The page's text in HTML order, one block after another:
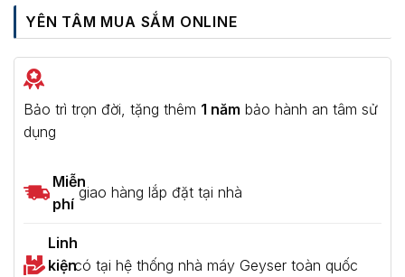
YÊN TÂM MUA SẮM ONLINE
Bảo trì trọn đời, tặng thêm 1 năm bảo hành an tâm sử
dụng
Miễn
phí
giao hàng lắp đặt tại nhà
Linh
kiệncó tại hệ thống nhà máy Geyser toàn quốc